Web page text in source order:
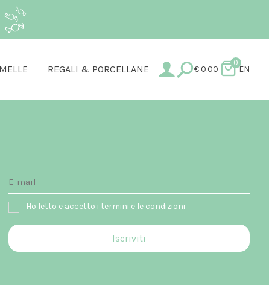
REGALI & PORCELLANE € 0.00
0
EN
Ho letto e accetto i termini e le condizioni